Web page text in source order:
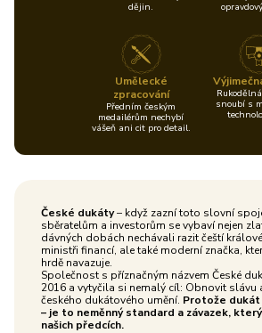
dějin.
Umělecké
zpracování
Předním českým
medailérům nechybí
vášeň ani cit pro detail.
snoubí s
České dukáty– když zazní toto slovní
sběratelům a investorům se vybaví nejen
dávných dobách nechávali razit čeští
ministři financí, ale také moderní značka,
hrdě navazuje.
Společnost s příznačným názvem České
2016 a vytyčila si nemalý cíl: Obnovit slávu
českého dukátového umění. Protože dukát
– je to neměnný standard a závazek,
našich předcích.